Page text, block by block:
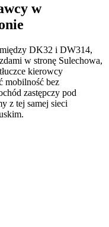
w
DK32 i DW314,
w stronę Sulechowa,
kierowcy
mobilność bez
zastępczy pod
z tej samej sieci